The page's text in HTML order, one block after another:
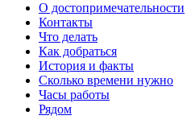
О достопримечательности
Контакты
Что делать
Как добраться
История и факты
Сколько времени нужно
Часы работы
Рядом